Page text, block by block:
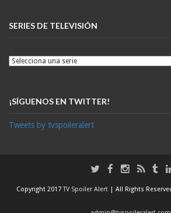
SERIES DE TELEVISIÓN
¡SÍGUENOS EN TWITTER!
Tweets by tvspoileralert
Copyright 2017TV Spoiler Alert | All Rights